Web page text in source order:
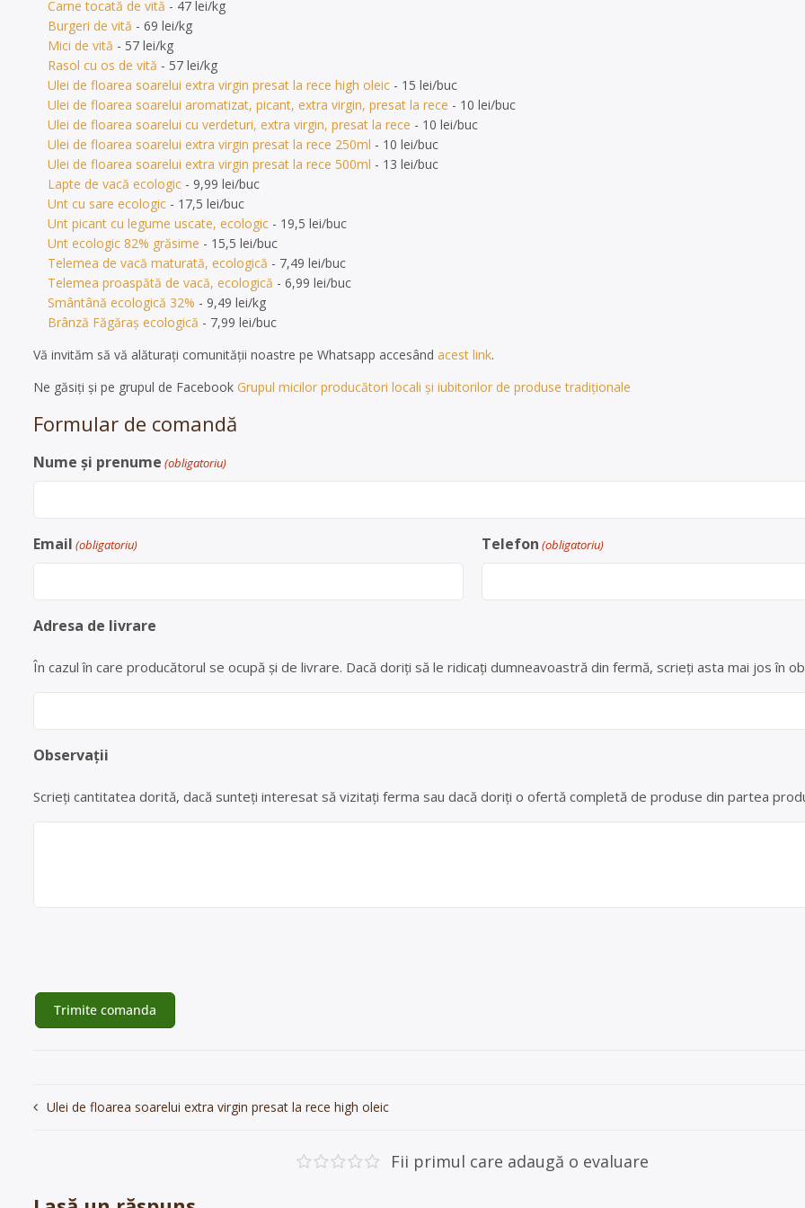
Carne tocată de vită - 47 lei/kg
Burgeri de vită - 69 lei/kg
Mici de vită - 57 lei/kg
Rasol cu os de vită - 57 lei/kg
Ulei de floarea soarelui extra virgin presat la rece high oleic - 15 lei/buc
Ulei de floarea soarelui aromatizat, picant, extra virgin, presat la rece - 10 lei/buc
Ulei de floarea soarelui cu verdeturi, extra virgin, presat la rece - 10 lei/buc
Ulei de floarea soarelui extra virgin presat la rece 250ml - 10 lei/buc
Ulei de floarea soarelui extra virgin presat la rece 500ml - 13 lei/buc
Lapte de vacă ecologic - 9,99 lei/buc
Unt cu sare ecologic - 17,5 lei/buc
Unt picant cu legume uscate, ecologic - 19,5 lei/buc
Unt ecologic 82% grăsime - 15,5 lei/buc
Telemea de vacă maturată, ecologică - 7,49 lei/buc
Telemea proaspătă de vacă, ecologică - 6,99 lei/buc
Smântână ecologică 32% - 9,49 lei/kg
Brânză Făgăraș ecologică - 7,99 lei/buc
Vă invităm să vă alăturați comunității noastre pe Whatsapp accesând acest link.
Ne găsiți și pe grupul de Facebook Grupul micilor producători locali și iubitorilor de produse tradiționale
Formular de comandă
Nume și prenume (obligatoriu)
Email (obligatoriu) Telefon (obligatoriu)
Adresa de livrare
În cazul în care producătorul se ocupă și de livrare. Dacă doriți să le ridicați dumneavoastră din fermă, scrieți asta mai jos în
Observații
Scrieți cantitatea dorită, dacă sunteți interesat să vizitați ferma sau dacă doriți o ofertă completă de produse din partea
Navigare
Ulei de floarea soarelui extra virgin presat la rece high oleic
Fii primul care adaugă o evaluare